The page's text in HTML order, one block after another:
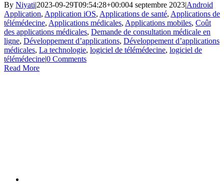
By Niyati|2023-09-29T09:54:28+00:004 septembre 2023|Android
Application, Application iOS, Applications de santé, Applications de
télémédecine, Applications médicales, Applications mobiles, Coût
des applications médicales, Demande de consultation médicale en
ligne, Développement d’applications, Développement d’applications
médicales, La technologie, logiciel de télémédecine, logiciel de
télémédecine|0 Comments
Read More